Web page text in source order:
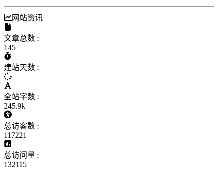
网站资讯
文章总数 :
145
建站天数 :
全站字数 :
245.9k
总访客数 :
117221
总访问量 :
132115